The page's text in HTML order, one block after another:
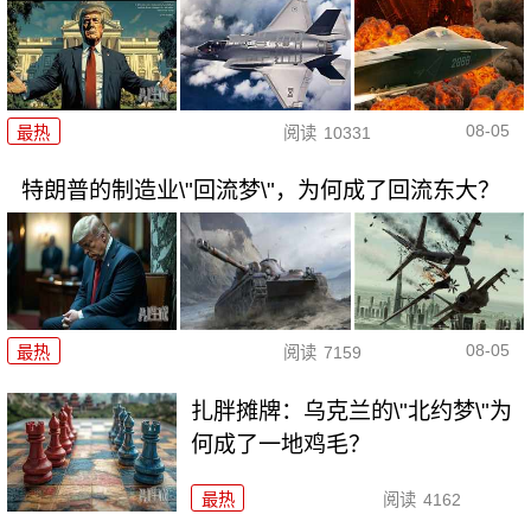
最热 阅读 10331 08-05
特朗普的制造业\"回流梦\"，为何成了回流东大？
最热 阅读 7159 08-05
扎胖摊牌：乌克兰的\"北约梦\"为
何成了一地鸡毛？
最热 阅读 4162